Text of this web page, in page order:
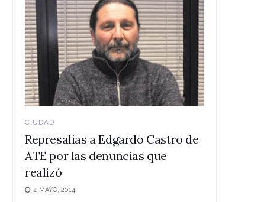
CIUDAD
Represalias a Edgardo Castro de
ATE por las denuncias que
realizó
4 MAYO, 2014